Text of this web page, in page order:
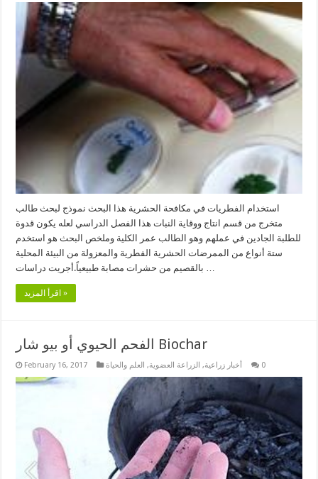
استخدام الفطريات في مكافحة الحشرية هذا البحث نموذج لبحث طالب
متخرج من قسم انتاج ووقاية النبات هذا الفصل الدراسي لعله يكون قدوة
للطلبة الجادين في عملهم وهو الطالب عمر الكلية وملخص البحث هو استخدم
ستة أنواع من الممرضات الحشرية الفطرية والمعزولة من البيئة المحلية
بالقصيم من حشرات مصابة طبيعياً.أجريت دراسات …
اقرأ المزيد »
الفحم الحيوي أو بيو شار Biochar
February 16, 2017 أخبار زراعية, الزراعة العضوية, العلم والحياة 0